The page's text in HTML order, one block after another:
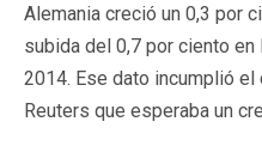
Alemania creció un 0,3 por
subida del 0,7 por ciento
2014. Ese dato incumplió
Reuters que esperaba un